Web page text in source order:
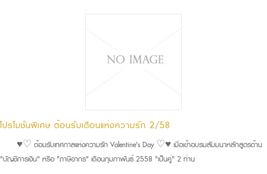
โปรโมชั่นพิเศษ ต้อนรับเดือนแห่งความรัก 2/58
♥♡ ต้อนรับเทศกาลแห่งความรัก Valentine's Day ♡♥ เมื่อเข้าอบรมสัมมนาหลักสูตรด้าน
"บัญชีการเงิน" หรือ "ภาษีอากร" เดือนกุมภาพันธ์ 2558 "เป็นคู่" 2 ท่าน